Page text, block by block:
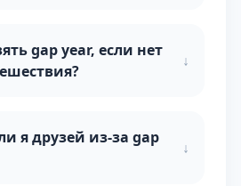
gap year, если нет
↓
я друзей из-за gap
↓